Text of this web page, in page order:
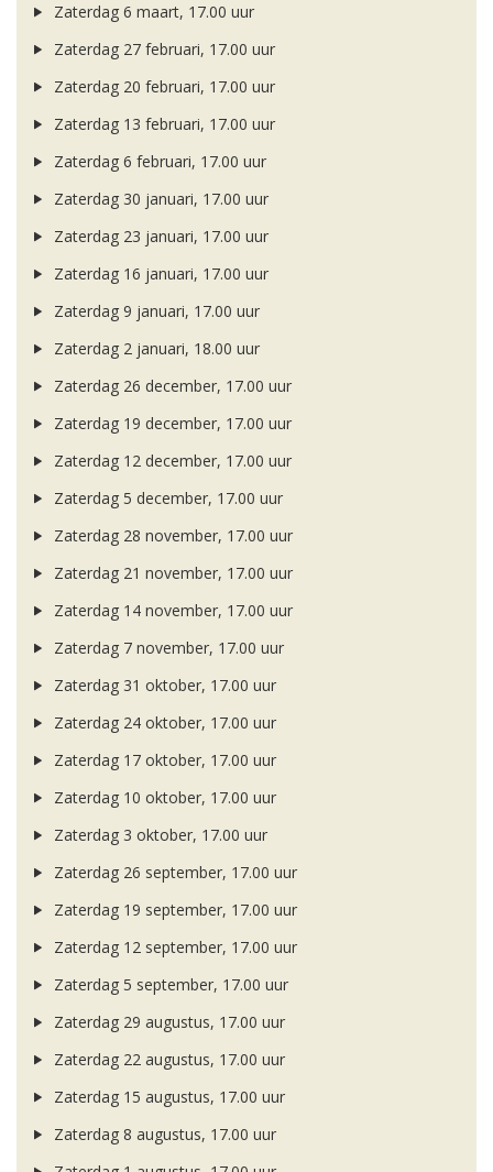
Zaterdag 6 maart, 17.00 uur
Zaterdag 27 februari, 17.00 uur
Zaterdag 20 februari, 17.00 uur
Zaterdag 13 februari, 17.00 uur
Zaterdag 6 februari, 17.00 uur
Zaterdag 30 januari, 17.00 uur
Zaterdag 23 januari, 17.00 uur
Zaterdag 16 januari, 17.00 uur
Zaterdag 9 januari, 17.00 uur
Zaterdag 2 januari, 18.00 uur
Zaterdag 26 december, 17.00 uur
Zaterdag 19 december, 17.00 uur
Zaterdag 12 december, 17.00 uur
Zaterdag 5 december, 17.00 uur
Zaterdag 28 november, 17.00 uur
Zaterdag 21 november, 17.00 uur
Zaterdag 14 november, 17.00 uur
Zaterdag 7 november, 17.00 uur
Zaterdag 31 oktober, 17.00 uur
Zaterdag 24 oktober, 17.00 uur
Zaterdag 17 oktober, 17.00 uur
Zaterdag 10 oktober, 17.00 uur
Zaterdag 3 oktober, 17.00 uur
Zaterdag 26 september, 17.00 uur
Zaterdag 19 september, 17.00 uur
Zaterdag 12 september, 17.00 uur
Zaterdag 5 september, 17.00 uur
Zaterdag 29 augustus, 17.00 uur
Zaterdag 22 augustus, 17.00 uur
Zaterdag 15 augustus, 17.00 uur
Zaterdag 8 augustus, 17.00 uur